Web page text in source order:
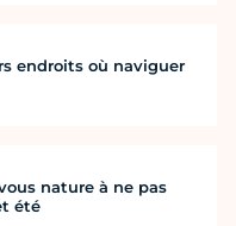
endroits où naviguer
nature à ne pas
été